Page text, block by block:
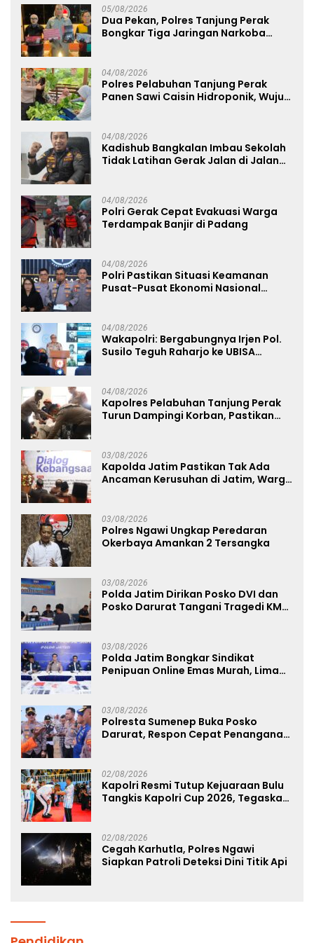
05/08/2026
Dua Pekan, Polres Tanjung Perak
Bongkar Tiga Jaringan Narkoba
04/08/2026
Polres Pelabuhan Tanjung Perak
Panen Sawi Caisin Hidroponik, Wujud
04/08/2026
Kadishub Bangkalan Imbau Sekolah
Tidak Latihan Gerak Jalan di Jalan
04/08/2026
Polri Gerak Cepat Evakuasi Warga
Terdampak Banjir di Padang
04/08/2026
Polri Pastikan Situasi Keamanan
Pusat-Pusat Ekonomi Nasional
04/08/2026
Wakapolri: Bergabungnya Irjen Pol.
Susilo Teguh Raharjo ke UBISA
04/08/2026
Kapolres Pelabuhan Tanjung Perak
Turun Dampingi Korban, Pastikan
03/08/2026
Kapolda Jatim Pastikan Tak Ada
Ancaman Kerusuhan di Jatim, Warga
03/08/2026
Polres Ngawi Ungkap Peredaran
Okerbaya Amankan 2 Tersangka
03/08/2026
Polda Jatim Dirikan Posko DVI dan
Posko Darurat Tangani Tragedi KMP
03/08/2026
Polda Jatim Bongkar Sindikat
Penipuan Online Emas Murah, Lima
03/08/2026
Polresta Sumenep Buka Posko
Darurat, Respon Cepat Penanganan
02/08/2026
Kapolri Resmi Tutup Kejuaraan Bulu
Tangkis Kapolri Cup 2026, Tegaskan
02/08/2026
Cegah Karhutla, Polres Ngawi
Siapkan Patroli Deteksi Dini Titik Api